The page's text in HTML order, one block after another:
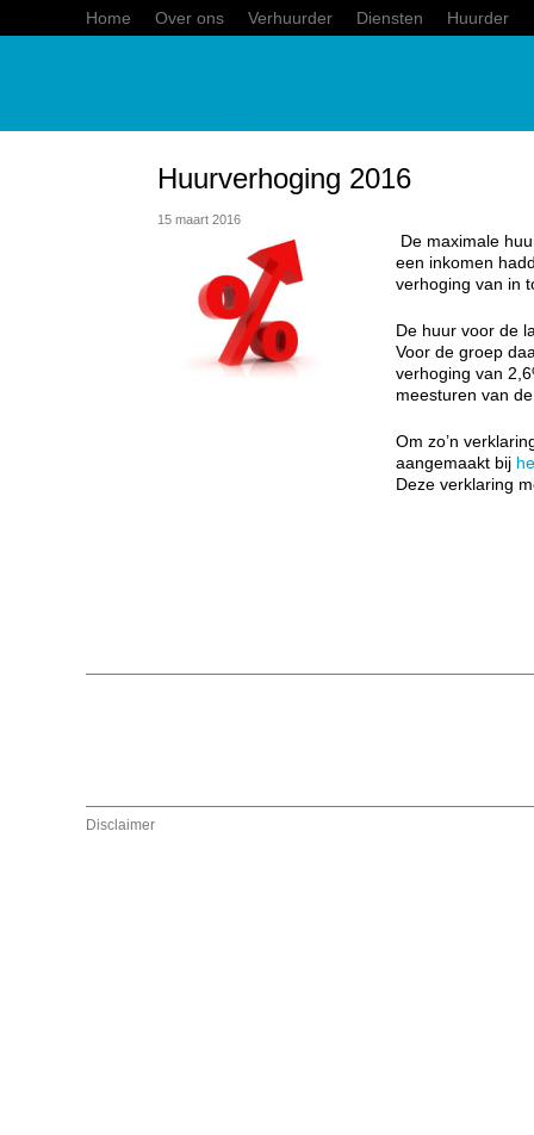
Home Over ons Verhuurder Diensten Huurder
Huurverhoging 2016
15 maart 2016
De maximale
een inkomen
verhoging van in
De huur voor de
Voor de groep
verhoging van
meesturen van
Om zo’n
aangemaakt bij
Deze verklaring
Disclaimer